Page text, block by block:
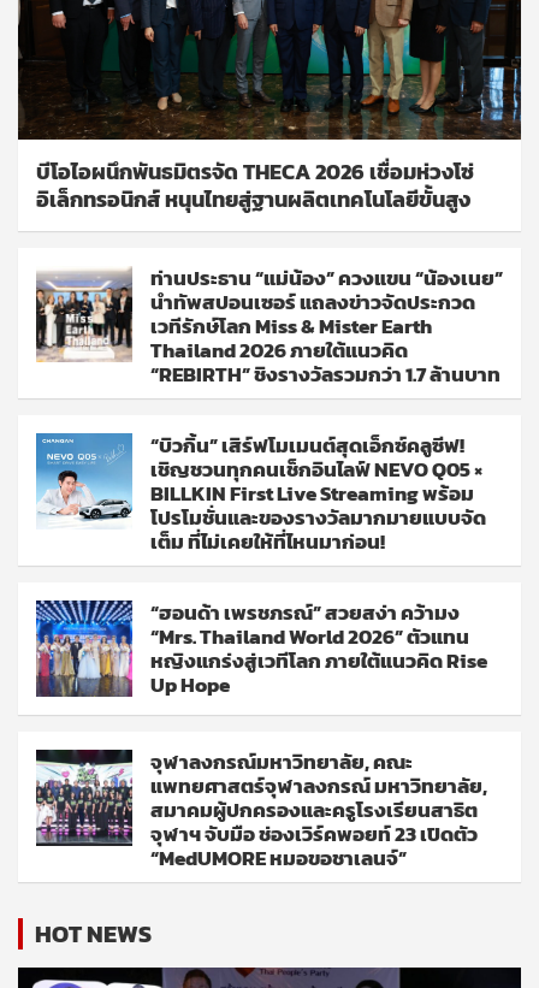
บีโอไอผนึกพันธมิตรจัด THECA 2026 เชื่อมห่วงโซ่
อิเล็กทรอนิกส์ หนุนไทยสู่ฐานผลิตเทคโนโลยีขั้นสูง
ท่านประธาน “แม่น้อง” ควงแขน “น้องเนย”
นำทัพสปอนเซอร์ แถลงข่าวจัดประกวด
เวทีรักษ์โลก Miss & Mister Earth
Thailand 2026 ภายใต้แนวคิด
“REBIRTH” ชิงรางวัลรวมกว่า 1.7 ล้านบาท
“บิวกิ้น” เสิร์ฟโมเมนต์สุดเอ็กซ์คลูซีฟ!
เชิญชวนทุกคนเช็กอินไลฟ์ NEVO Q05 ×
BILLKIN First Live Streaming พร้อม
โปรโมชั่นและของรางวัลมากมายแบบจัด
เต็ม ที่ไม่เคยให้ที่ไหนมาก่อน!
“ฮอนด้า เพรชภรณ์” สวยสง่า คว้ามง
“Mrs. Thailand World 2026” ตัวแทน
หญิงแกร่งสู่เวทีโลก ภายใต้แนวคิด Rise
Up Hope
จุฬาลงกรณ์มหาวิทยาลัย, คณะ
แพทยศาสตร์จุฬาลงกรณ์ มหาวิทยาลัย,
สมาคมผู้ปกครองและครูโรงเรียนสาธิต
จุฬาฯ จับมือ ช่องเวิร์คพอยท์ 23 เปิดตัว
“MedUMORE หมอขอชาเลนจ์”
HOT NEWS